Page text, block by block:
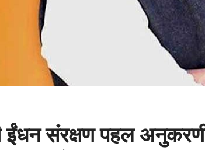
ईंधन संरक्षण पहल